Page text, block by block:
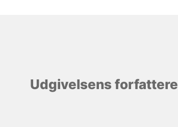
Udgivelsens forfattere